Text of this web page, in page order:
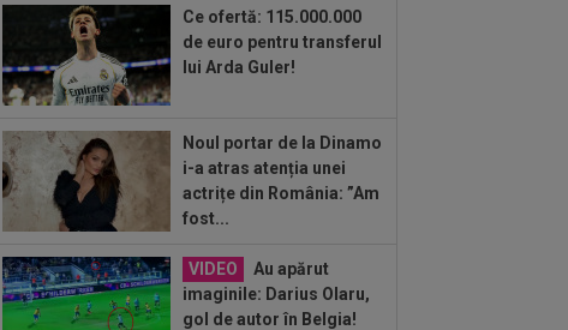
07:10
Marius Baciu a numit marea
problemă de la FCSB. MM Stoica și-a
asumat, deja...
Ce ofertă: 115.000.000
de euro pentru transferul
lui Arda Guler!
Noul portar de la Dinamo
i-a atras atenția unei
actrițe din România: ”Am
fost...
VIDEO
Au apărut
imaginile: Darius Olaru,
gol de autor în Belgia!